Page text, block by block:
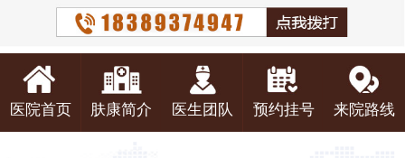
医院首页 肤康简介 医生团队 预约挂号 来院路线